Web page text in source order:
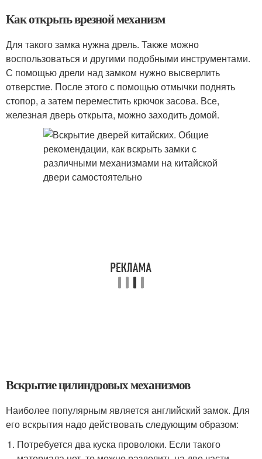
Как открыть врезной механизм
Для такого замка нужна дрель. Также можно
воспользоваться и другими подобными инструментами.
С помощью дрели над замком нужно высверлить
отверстие. После этого с помощью отмычки поднять
стопор, а затем переместить крючок засова. Все,
железная дверь открыта, можно заходить домой.
Вскрытие цилиндровых механизмов
Наиболее популярным является английский замок. Для
его вскрытия надо действовать следующим образом:
Потребуется два куска проволоки. Если такого